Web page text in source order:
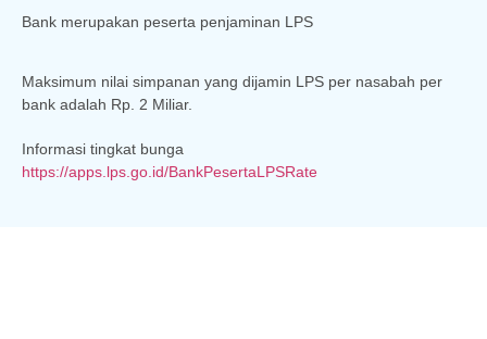
Bank merupakan peserta penjaminan LPS
Maksimum nilai simpanan yang dijamin LPS per nasabah per
bank adalah Rp. 2 Miliar.
Informasi tingkat bunga
https://apps.lps.go.id/BankPesertaLPSRate